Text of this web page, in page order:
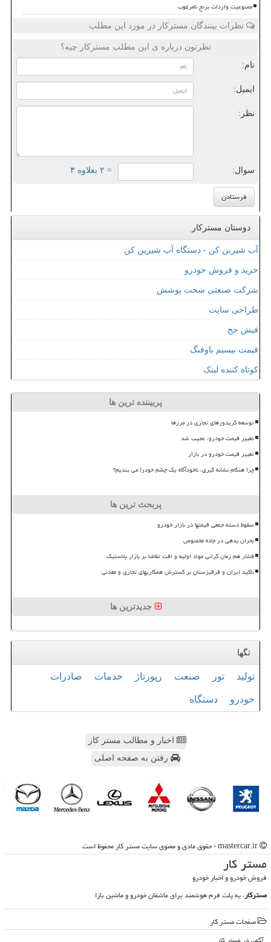
ممنوعیت واردات برنج نامرغوب
نظرات بینندگان مسترکار در مورد این مطلب
نظرتون درباره ی این مطلب مسترکار چیه؟
نام:
ایمیل:
نظر:
سوال: = ۲ بعلاوه ۳
دوستان مسترکار
آب شیرین کن - دستگاه آب شیرین کن
خرید و فروش خودرو
شرکت صنعتی سخت پوشش
طراحی سایت
فیش حج
قیمت بیسیم باوفنگ
کوتاه کننده لینک
پربیننده ترین ها
توسعه کریدورهای تجاری در مرزها
تغییر قیمت خودرو، عجیب شد
تغییر قیمت خودرو در بازار
چرا هنگام نشانه گیری، ناخودآگاه یک چشم خودرا می بندیم؟
پربحث ترین ها
سقوط دسته جمعی قیمتها در بازار خودرو
بحران بدهی در جاده مخصوص
فشار هم زمان گرانی مواد اولیه و افت تقاضا بر بازار پلاستیک
تأکید ایران و قرقیزستان بر گسترش همکاریهای تجاری و معدنی
جدیدترین ها
تگها
تولید تور صنعت رپورتاژ خدمات صادرات
خودرو دستگاه
اخبار و مطالب مستر کار
رفتن به صفحه اصلی
مستر كار
فروش خودرو و اخبار خودرو
مسترکار، یه پلت فرم هوشمند برای عاشقان خودرو و ماشین بازا
صفحات مستر كار